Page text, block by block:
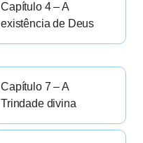
Capítulo 4 – A
existência de Deus
Capítulo 7 – A
Trindade divina